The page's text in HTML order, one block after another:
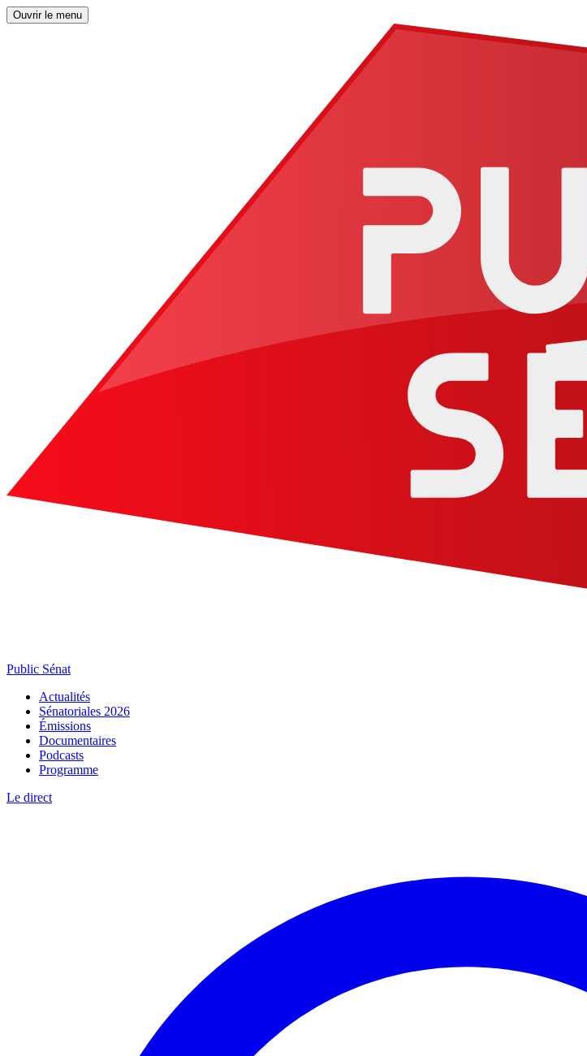
Ouvrir le menu
Public Sénat
Actualités
Sénatoriales 2026
Émissions
Documentaires
Podcasts
Programme
Le direct